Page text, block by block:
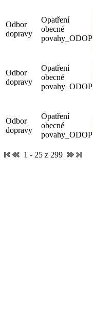
Odbor
dopravy
Opatření
obecné
povahy_ODOP
Odbor
dopravy
Opatření
obecné
povahy_ODOP
Odbor
dopravy
Opatření
obecné
povahy_ODOP
1 - 25 z 299